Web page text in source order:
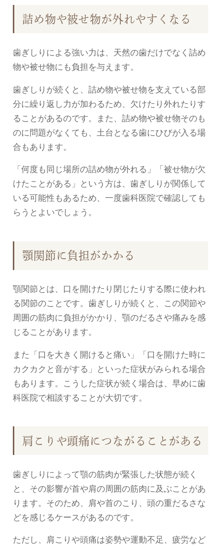
詰め物や被せ物が外れやすくなる
歯ぎしりによる強い力は、天然の歯だけでなく詰め
物や被せ物にも負担を与えます。
歯ぎしりが続くと、詰め物や被せ物を支えている部
分に繰り返し力が加わるため、欠けたり外れたりす
ることがあるのです。また、詰め物や被せ物そのも
のに問題がなくても、土台となる歯にひびが入る場
合もあります。
「何度も同じ場所の詰め物が外れる」「被せ物が欠
けたことがある」という方は、歯ぎしりが関係して
いる可能性もあるため、一度歯科医院で確認しても
らうとよいでしょう。
顎関節に負担がかかる
顎関節とは、口を開けたり閉じたりする際に使われ
る関節のことです。歯ぎしりが続くと、この関節や
周囲の筋肉に負担がかかり、顎のだるさや痛みを感
じることがあります。
また「口を大きく開けると痛い」「口を開けた時に
カクカクと音がする」といった症状がみられる場合
もあります。こうした症状が続く場合は、早めに歯
科医院で相談することが大切です。
肩こりや頭痛につながることがある
歯ぎしりによって顎の筋肉が緊張した状態が続く
と、その影響が首や肩の周囲の筋肉に及ぶことがあ
ります。そのため、肩や首のこり、頭の重だるさな
どを感じるケースがあるのです。
ただし、肩こりや頭痛は姿勢や運動不足、疲労など